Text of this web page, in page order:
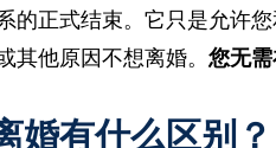
的正式结束。它只是允许
其他原因不想离婚。您无
婚有什么区别？